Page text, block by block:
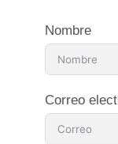
Nombre
Correo